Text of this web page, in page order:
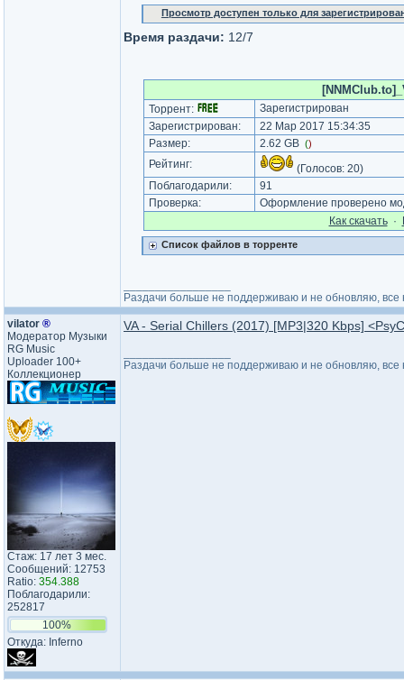
Просмотр доступен только для
Время раздачи: 12/7
Торрент:
Зарегистрирован
Зарегистрирован:
22 Мар 2017 15:34:35
Размер:
2.62 GB ()
Рейтинг: (Голосов: 20)
Поблагодарили:
91
Проверка:
Оформление проверено
Как cкачать·
Список файлов в торренте
Раздачи больше не поддерживаю и не обновляю, все
vilator ®
Модератор Музыки
RG Music
Uploader 100+
Коллекционер
Стаж: 17 лет 3 мес.
Сообщений: 12753
Ratio: 354.388
Поблагодарили:
252817
100%
Откуда: Inferno
VA - Serial Chillers (2017) [MP3|320 Kbps]
Раздачи больше не поддерживаю и не обновляю, все